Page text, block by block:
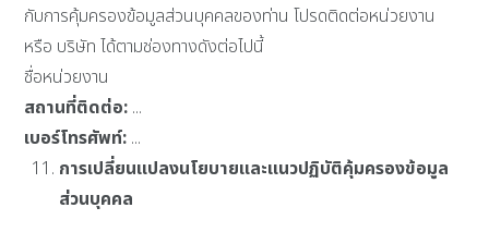
กับการคุ้มครองข้อมูลส่วนบุคคลของท่าน โปรดติดต่อหน่วยงาน
หรือ บริษัท ได้ตามช่องทางดังต่อไปนี้
ชื่อหน่วยงาน
สถานที่ติดต่อ: ...
เบอร์โทรศัพท์: ...
การเปลี่ยนแปลงนโยบายและแนวปฏิบัติคุ้มครองข้อมูล
ส่วนบุคคล